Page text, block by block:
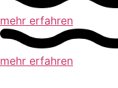
mehr erfahren
mehr erfahren